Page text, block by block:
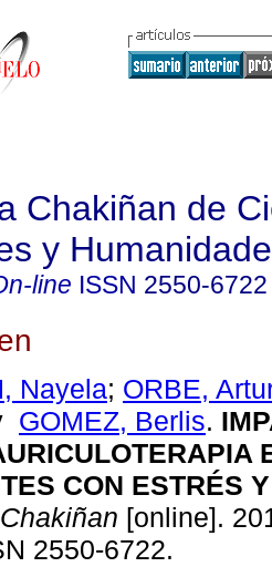
Chakiñan de
y
line ISSN 2550-6722
Nayela; ORBE,
GOMEZ, Berlis.
CON ESTRÉS
[online].
2550-6722.